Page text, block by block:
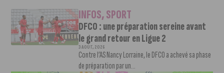
INFOS,SPORT
DFCO : une préparation sereine avant
le grand retour en Ligue 2
3 AOÛT, 2026
Contre l’AS Nancy Lorraine, le DFCO a achevé sa phase
de préparation par un...